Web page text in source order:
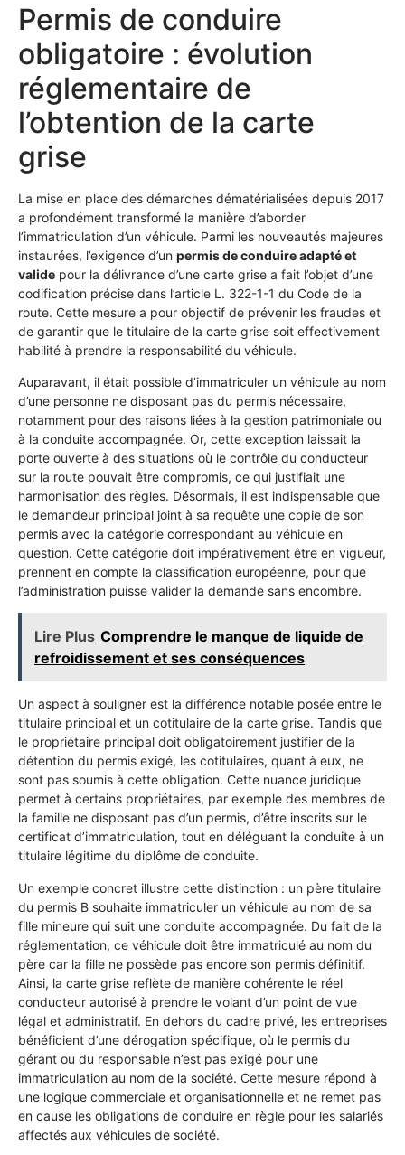
Permis de conduire
obligatoire : évolution
réglementaire de
l’obtention de la carte
grise
La mise en place des démarches dématérialisées depuis 2017
a profondément transformé la manière d’aborder
l’immatriculation d’un véhicule. Parmi les nouveautés majeures
instaurées, l’exigence d’un permis de conduire adapté et
valide pour la délivrance d’une carte grise a fait l’objet d’une
codification précise dans l’article L. 322-1-1 du Code de la
route. Cette mesure a pour objectif de prévenir les fraudes et
de garantir que le titulaire de la carte grise soit effectivement
habilité à prendre la responsabilité du véhicule.
Auparavant, il était possible d’immatriculer un véhicule au nom
d’une personne ne disposant pas du permis nécessaire,
notamment pour des raisons liées à la gestion patrimoniale ou
à la conduite accompagnée. Or, cette exception laissait la
porte ouverte à des situations où le contrôle du conducteur
sur la route pouvait être compromis, ce qui justifiait une
harmonisation des règles. Désormais, il est indispensable que
le demandeur principal joint à sa requête une copie de son
permis avec la catégorie correspondant au véhicule en
question. Cette catégorie doit impérativement être en vigueur,
prennent en compte la classification européenne, pour que
l’administration puisse valider la demande sans encombre.
Lire Plus Comprendre le manque de liquide de
refroidissement et ses conséquences
Un aspect à souligner est la différence notable posée entre le
titulaire principal et un cotitulaire de la carte grise. Tandis que
le propriétaire principal doit obligatoirement justifier de la
détention du permis exigé, les cotitulaires, quant à eux, ne
sont pas soumis à cette obligation. Cette nuance juridique
permet à certains propriétaires, par exemple des membres de
la famille ne disposant pas d’un permis, d’être inscrits sur le
certificat d’immatriculation, tout en déléguant la conduite à un
titulaire légitime du diplôme de conduite.
Un exemple concret illustre cette distinction : un père titulaire
du permis B souhaite immatriculer un véhicule au nom de sa
fille mineure qui suit une conduite accompagnée. Du fait de la
réglementation, ce véhicule doit être immatriculé au nom du
père car la fille ne possède pas encore son permis définitif.
Ainsi, la carte grise reflète de manière cohérente le réel
conducteur autorisé à prendre le volant d’un point de vue
légal et administratif. En dehors du cadre privé, les entreprises
bénéficient d’une dérogation spécifique, où le permis du
gérant ou du responsable n’est pas exigé pour une
immatriculation au nom de la société. Cette mesure répond à
une logique commerciale et organisationnelle et ne remet pas
en cause les obligations de conduire en règle pour les salariés
affectés aux véhicules de société.